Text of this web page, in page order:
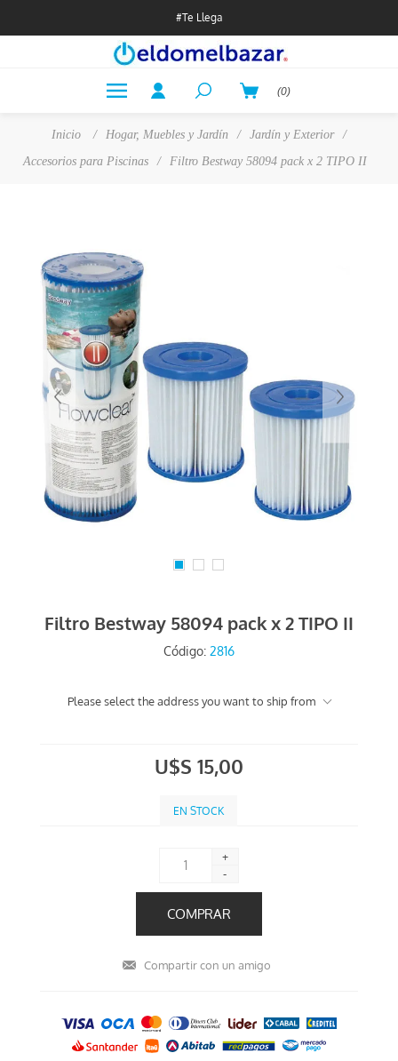
#Te Llega
(0)
Inicio / Hogar, Muebles y Jardín / Jardín y Exterior
/
Accesorios para Piscinas
/ Filtro Bestway 58094 pack x 2 TIPO II
Filtro Bestway 58094 pack x 2 TIPO II
Código: 2816
Please select the address you want to ship from
U$S 15,00
EN STOCK
+
-